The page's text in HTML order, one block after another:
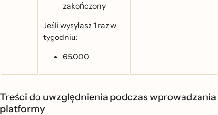
zakończony
Jeśli wysyłasz 1 raz w
tygodniu:
65,000
Treści do uwzględnienia podczas wprowadzania
platformy